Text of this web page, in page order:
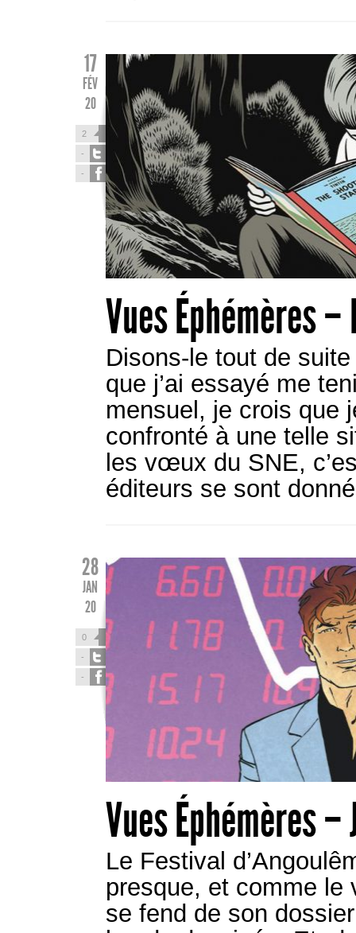
17
FÉV
20
2
-
-
Vues Éphémères
Disons-le tout de
que j’ai essayé me
mensuel, je crois que
confronté à une telle
les vœux du SNE,
éditeurs se sont
28
JAN
20
0
-
-
Vues Éphémères
Le Festival
presque, et comme le
se fend de son